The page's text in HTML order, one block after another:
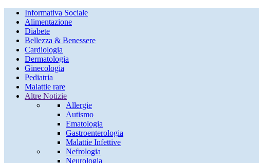
Informativa Sociale
Alimentazione
Diabete
Bellezza & Benessere
Cardiologia
Dermatologia
Ginecologia
Pediatria
Malattie rare
Altre Notizie
Allergie
Autismo
Ematologia
Gastroenterologia
Malattie Infettive
Nefrologia
Neurologia